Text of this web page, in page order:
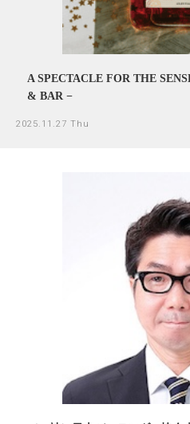
A SPECTACLE FOR THE
& BAR −
2025.11.27 Thu